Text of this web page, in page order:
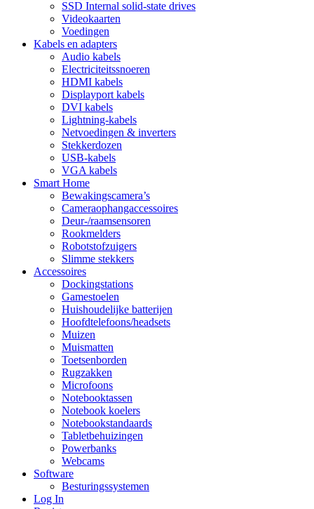
SSD Internal solid-state drives
Videokaarten
Voedingen
Kabels en adapters
Audio kabels
Electriciteitssnoeren
HDMI kabels
Displayport kabels
DVI kabels
Lightning-kabels
Netvoedingen & inverters
Stekkerdozen
USB-kabels
VGA kabels
Smart Home
Bewakingscamera’s
Cameraophangaccessoires
Deur-/raamsensoren
Rookmelders
Robotstofzuigers
Slimme stekkers
Accessoires
Dockingstations
Gamestoelen
Huishoudelijke batterijen
Hoofdtelefoons/headsets
Muizen
Muismatten
Toetsenborden
Rugzakken
Microfoons
Notebooktassen
Notebook koelers
Notebookstandaards
Tabletbehuizingen
Powerbanks
Webcams
Software
Besturingssystemen
Log In